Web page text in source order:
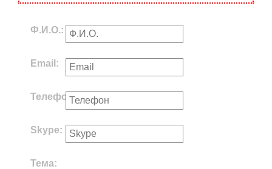
Ф.И.О.:
Email:
Телефон:
Skype:
Тема: